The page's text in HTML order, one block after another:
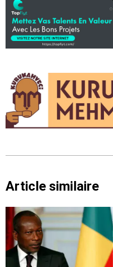
Article similaire